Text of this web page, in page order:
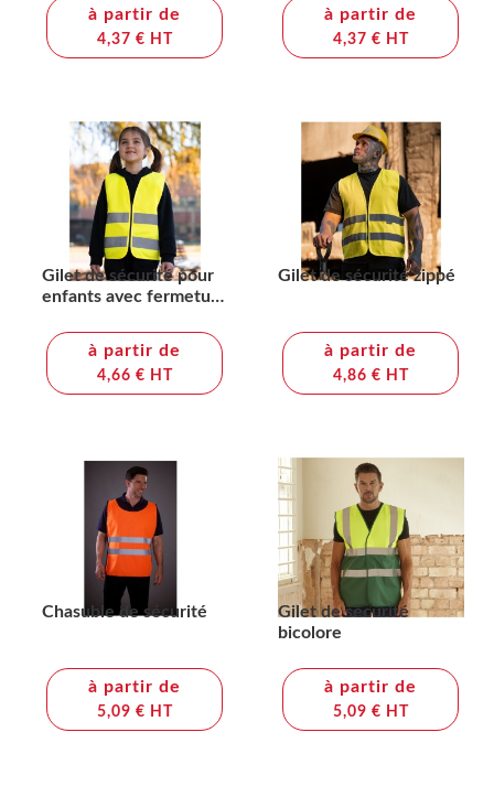
à partir de
4,37 € HT
à partir de
4,37 € HT
Gilet de sécurité pour
enfants avec fermeture
à partir de
4,66 € HT
Gilet de sécurité zippé
à partir de
4,86 € HT
Chasuble de sécurité
à partir de
5,09 € HT
Gilet de sécurité
bicolore
à partir de
5,09 € HT